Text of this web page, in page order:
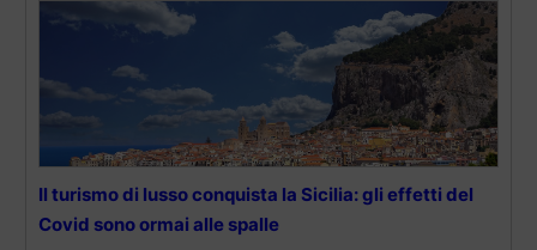
Il turismo di lusso conquista la Sicilia: gli effetti del
Covid sono ormai alle spalle